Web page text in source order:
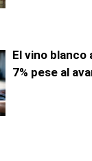
El vino blanco
7% pese al